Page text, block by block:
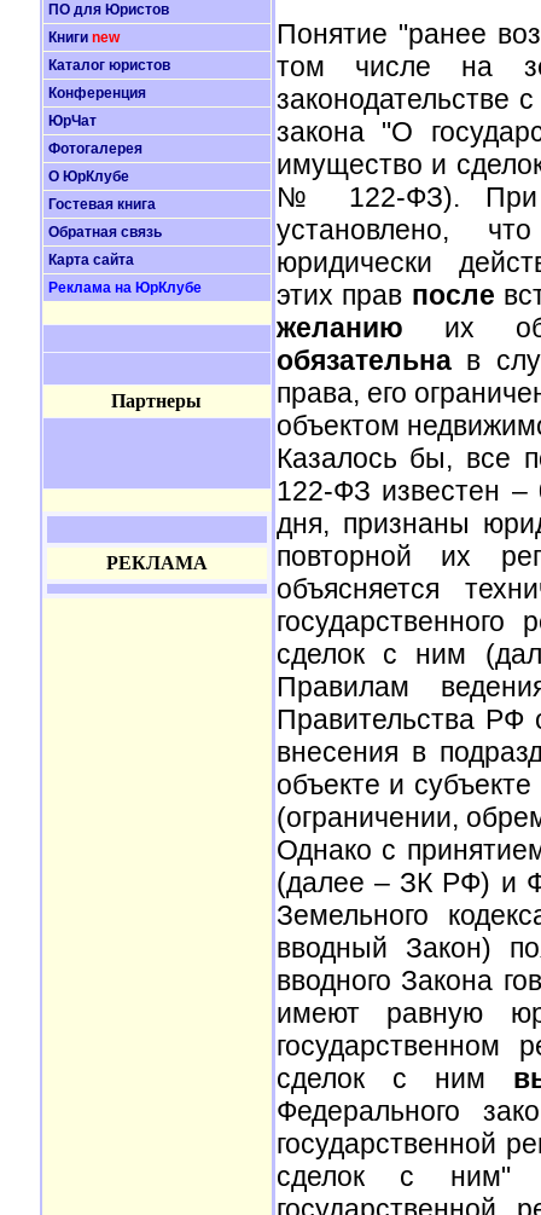
ПО для Юристов
Книги new
Каталог юристов
Конференция
ЮрЧат
Фотогалерея
О ЮрКлубе
Гостевая книга
Обратная связь
Карта сайта
Реклама на ЮрКлубе
Партнеры
РЕКЛАМА
Понятие "ранее
том числе на
законодательстве
закона "О
имущество и
№ 122-ФЗ). При
установлено,
юридически
этих прав после
желанию их
обязательнав
права, его
объектом
Казалось бы, все
122-ФЗ известен –
дня, признаны
повторной их
объясняется
сделок с ним
Правилам
Правительства
внесения в
объекте и
(ограничении,
Однако с
(далее – ЗК РФ) и
Земельного
вводный Закон)
вводного Закона
имеют равную
сделок с ним
Федерального
государственной
сделок с